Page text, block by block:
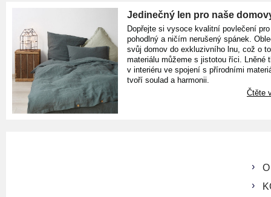
Jedinečný len pro naše
Dopřejte si vysoce kvalitní povlečení pro
pohodlný a ničím nerušený spánek.
svůj domov do exkluzivního lnu, což o
materiálu můžeme s jistotou říci. Lněné
v interiéru ve spojení s přírodními
tvoří soulad a harmonii.
Čtěte